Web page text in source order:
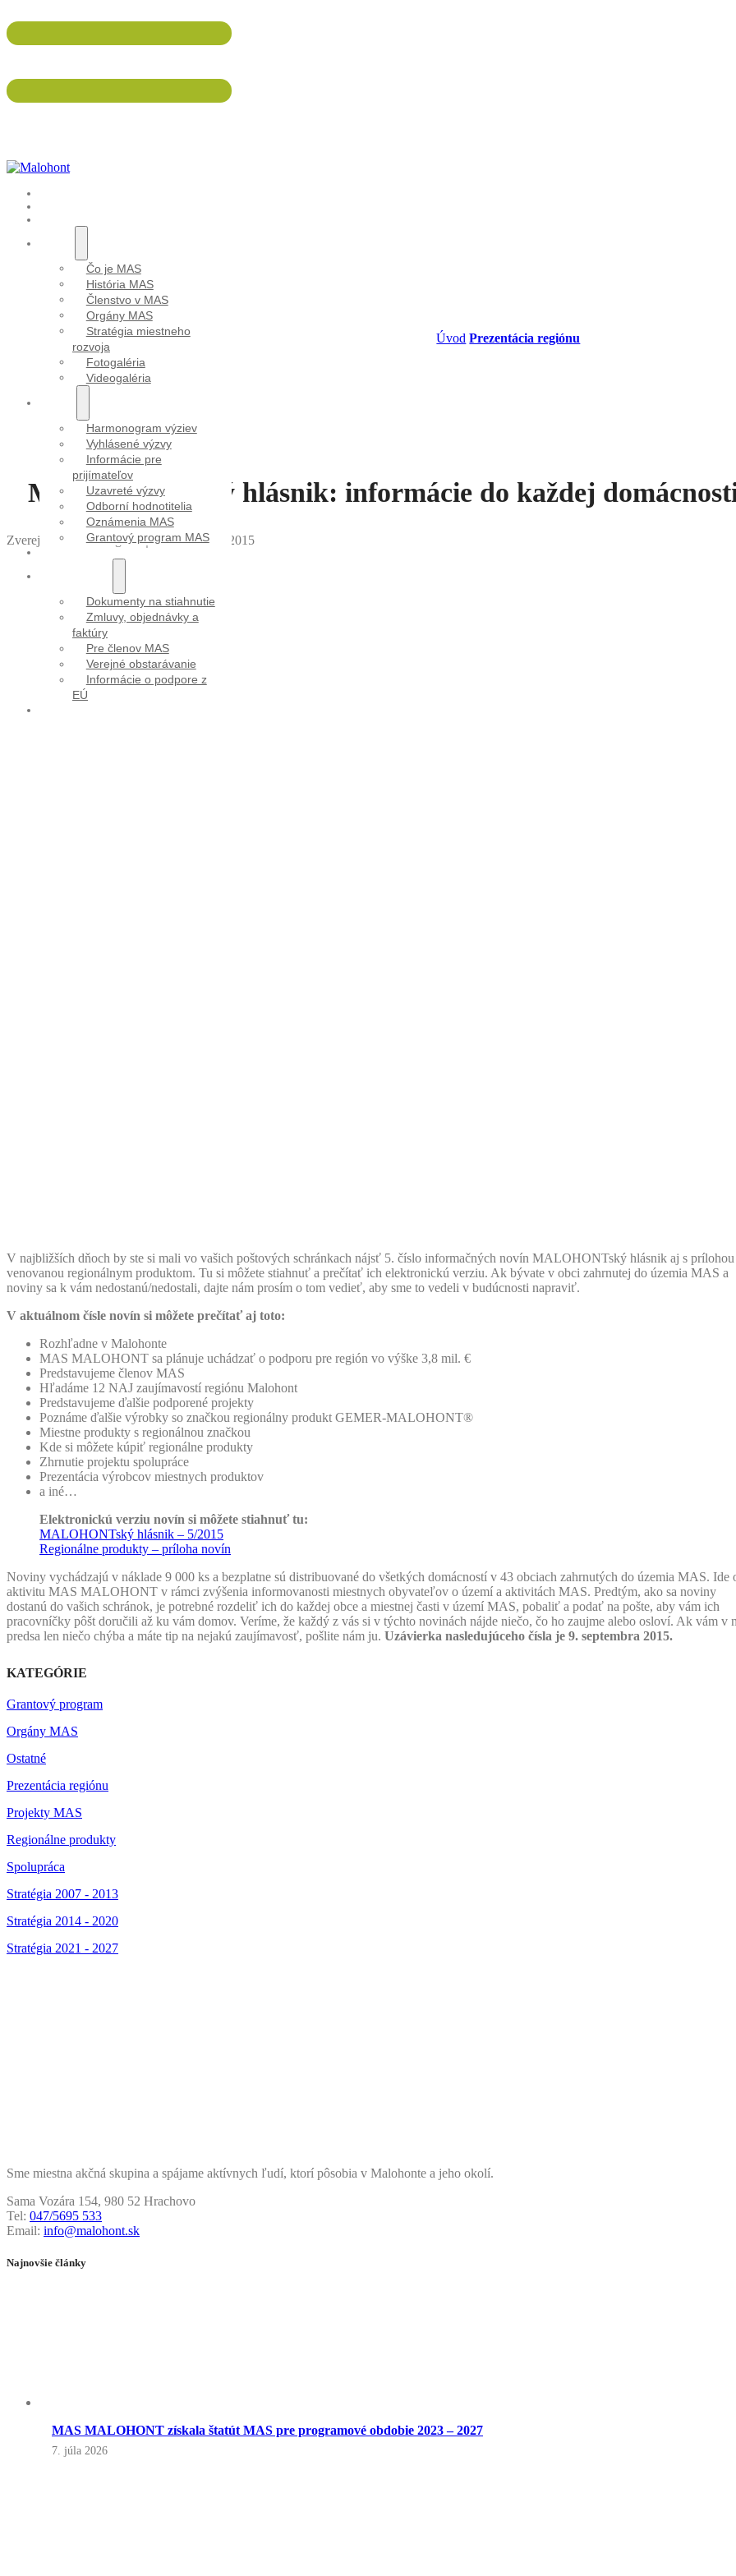
Čo je MAS
História MAS
Členstvo v MAS
Orgány MAS
Stratégia miestneho
rozvoja
Fotogaléria
Videogaléria
Harmonogram výziev
Vyhlásené výzvy
Informácie pre
prijímateľov
Uzavreté výzvy
Odborní hodnotitelia
Oznámenia MAS
Grantový program MAS
Dokumenty na stiahnutie
Zmluvy, objednávky a
faktúry
Pre členov MAS
Verejné obstarávanie
Informácie o podpore z
EÚ
Aktuality
Úvod /Prezentácia regiónu
MALOHONTský hlásnik: informácie do každej
Zverejnila Mirka Vargová｜Dátum: 12.08.2015
V najbližších dňoch by ste si mali vo vašich poštových schránkach nájsť 5. číslo informačných novín MALOHONTský hlásnik aj s prílohou
venovanou regionálnym produktom. Tu si môžete stiahnuť a prečítať ich elektronickú verziu. Ak bývate v obci zahrnutej do územia MAS a
noviny sa k vám nedostanú/nedostali, dajte nám prosím o tom vedieť, aby sme to vedeli v budúcnosti napraviť.
V aktuálnom čísle novín si môžete prečítať aj toto:
Rozhľadne v Malohonte
MAS MALOHONT sa plánuje uchádzať o podporu pre región vo výške 3,8 mil. €
Predstavujeme členov MAS
Hľadáme 12 NAJ zaujímavostí regiónu Malohont
Predstavujeme ďalšie podporené projekty
Poznáme ďalšie výrobky so značkou regionálny produkt GEMER-MALOHONT®
Miestne produkty s regionálnou značkou
Kde si môžete kúpiť regionálne produkty
Zhrnutie projektu spolupráce
Prezentácia výrobcov miestnych produktov
a iné…
Elektronickú verziu novín si môžete stiahnuť tu:
MALOHONTský hlásnik – 5/2015
Regionálne produkty – príloha novín
Noviny vychádzajú v náklade 9 000 ks a bezplatne sú distribuované do všetkých domácností v 43 obciach zahrnutých do územia MAS. Ide
aktivitu MAS MALOHONT v rámci zvýšenia informovanosti miestnych obyvateľov o území a aktivitách MAS. Predtým, ako sa noviny
dostanú do vašich schránok, je potrebné rozdeliť ich do každej obce a miestnej časti v území MAS, pobaliť a podať na pošte, aby vám ich
pracovníčky pôšt doručili až ku vám domov. Veríme, že každý z vás si v týchto novinách nájde niečo, čo ho zaujme alebo osloví. Ak vám v
predsa len niečo chýba a máte tip na nejakú zaujímavosť, pošlite nám ju. Uzávierka nasledujúceho čísla je 9. septembra 2015.
KATEGÓRIE
Grantový program
Orgány MAS
Ostatné
Prezentácia regiónu
Projekty MAS
Regionálne produkty
Spolupráca
Stratégia 2007 - 2013
Stratégia 2014 - 2020
Stratégia 2021 - 2027
Sme miestna akčná skupina a spájame aktívnych ľudí, ktorí pôsobia v Malohonte a jeho okolí.
Sama Vozára 154, 980 52 Hrachovo
Tel: 047/5695 533
Email: info@malohont.sk
Najnovšie články
MAS MALOHONT získala štatút MAS pre programové obdobie 2023 – 2027
7. júla 2026